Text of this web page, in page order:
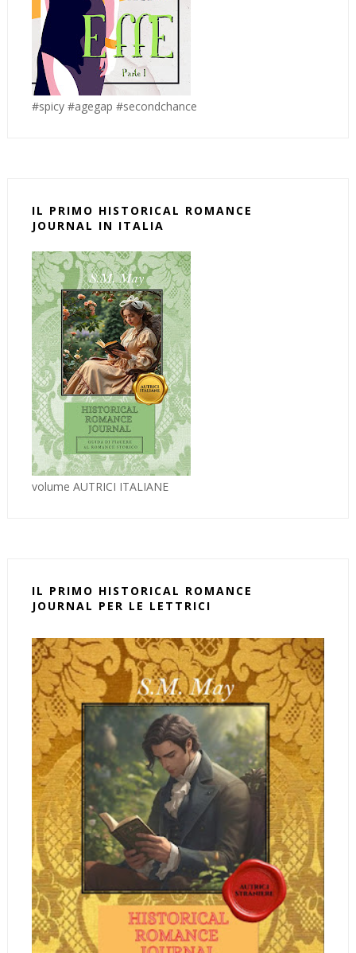
#spicy #agegap #secondchance
IL PRIMO HISTORICAL ROMANCE
JOURNAL IN ITALIA
volume AUTRICI ITALIANE
IL PRIMO HISTORICAL ROMANCE
JOURNAL PER LE LETTRICI